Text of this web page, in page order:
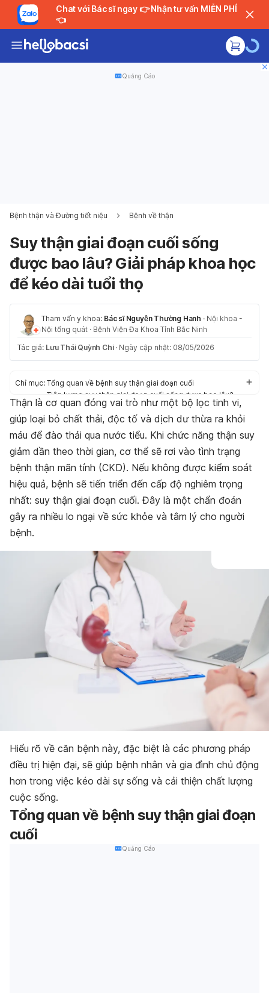
Chat với Bác sĩ ngay 👉 Nhận tư vấn MIỄN PHÍ
👈
Quảng Cáo
Bệnh thận và Đường tiết niệu Bệnh về thận
Suy thận giai đoạn cuối sống
được bao lâu? Giải pháp khoa học
để kéo dài tuổi thọ
Tham vấn y khoa: Bác sĩ Nguyễn Thường Hanh · Nội khoa -
Nội tổng quát · Bệnh Viện Đa Khoa Tỉnh Bắc Ninh
Tác giả: Lưu Thái Quỳnh Chi · Ngày cập nhật: 08/05/2026
Chỉ mục: Tổng quan về bệnh suy thận giai đoạn cuối
Tiên lượng suy thận giai đoạn cuối sống được bao lâu?
Làm sao để kéo dài sự sống cho người bị suy thận giai đoạn
cuối?
Kết luận
Thận là cơ quan đóng vai trò như một bộ lọc tinh vi,
giúp loại bỏ chất thải, độc tố và dịch dư thừa ra khỏi
máu để đào thải qua nước tiểu. Khi chức năng thận suy
giảm dần theo thời gian, cơ thể sẽ rơi vào tình trạng
bệnh thận mãn tính (CKD). Nếu không được kiểm soát
hiệu quả, bệnh sẽ tiến triển đến cấp độ nghiêm trọng
nhất: suy thận giai đoạn cuối. Đây là một chẩn đoán
gây ra nhiều lo ngại về sức khỏe và tâm lý cho người
bệnh.
Hiểu rõ về căn bệnh này, đặc biệt là các phương pháp
điều trị hiện đại, sẽ giúp bệnh nhân và gia đình chủ động
hơn trong việc kéo dài sự sống và cải thiện chất lượng
cuộc sống.
Tổng quan về bệnh suy thận giai đoạn
cuối
Quảng Cáo